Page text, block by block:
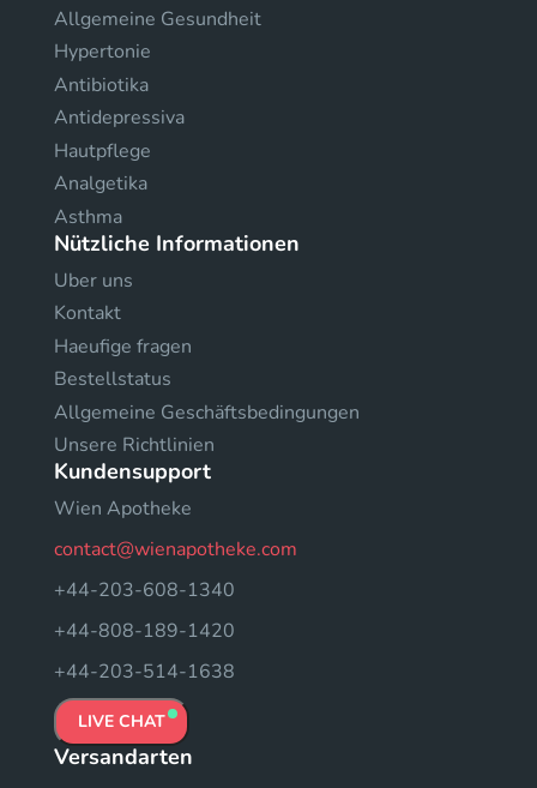
Allgemeine Gesundheit
Hypertonie
Antibiotika
Antidepressiva
Hautpflege
Analgetika
Asthma
Nützliche Informationen
Uber uns
Kontakt
Haeufige fragen
Bestellstatus
Allgemeine Geschäftsbedingungen
Unsere Richtlinien
Kundensupport
Wien Apotheke
contact@wienapotheke.com
+44-203-608-1340
+44-808-189-1420
+44-203-514-1638
LIVE CHAT
Versandarten